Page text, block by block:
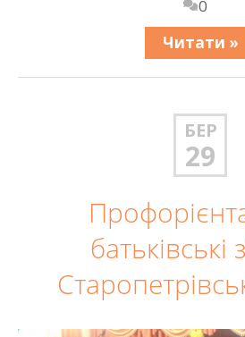
0
Читати »
БЕР
29
батьківські